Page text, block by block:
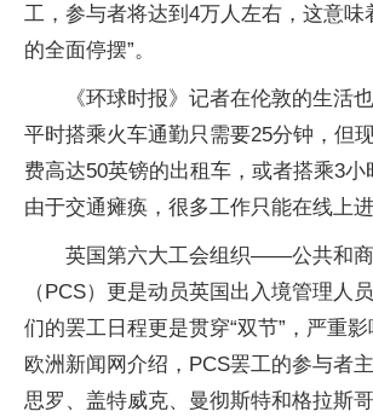
工，参与者将达到4万人左右，这意味
的全面停摆”。
《环球时报》记者在伦敦的生活
平时搭乘火车通勤只需要25分钟，但
费高达50英镑的出租车，或者搭乘3小
由于交通瘫痪，很多工作只能在线上进
英国第六大工会组织——公共和
（PCS）更是动员英国出入境管理人
们的罢工日程更是贯穿“双节”，严重
欧洲新闻网介绍，PCS罢工的参与者
思罗、盖特威克、曼彻斯特和格拉斯